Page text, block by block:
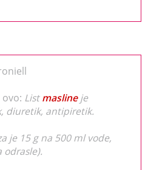
Listmasline je
diuretik, antipiretik.
je 15 g na 500 ml vode,
odrasle).